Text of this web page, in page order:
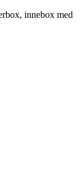
innebox med